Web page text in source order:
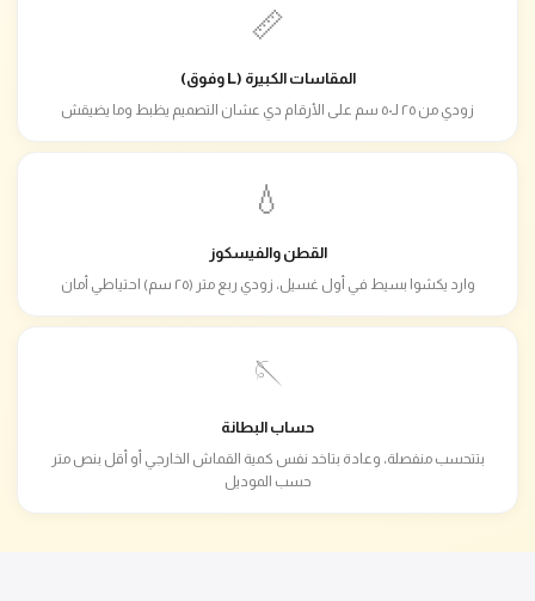
📏
المقاسات الكبيرة (L وفوق)
زودي من ٢٥ لـ٥٠ سم على الأرقام دي عشان التصميم يظبط وما يضيقش
💧
القطن والفيسكوز
وارد يكشوا بسيط في أول غسيل، زودي ربع متر (٢٥ سم) احتياطي أمان
🪡
حساب البطانة
بتتحسب منفصلة، وعادة بتاخد نفس كمية القماش الخارجي أو أقل بنص متر
حسب الموديل